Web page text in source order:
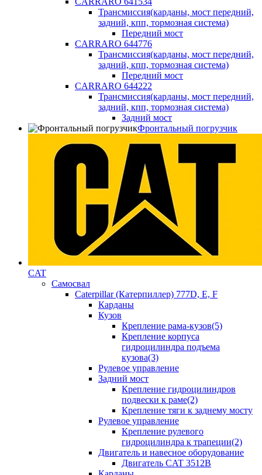
Трансмиссия(карданы, мост передний,
задний, кпп, тормозная система)
Передний мост
CARRARO 644776
Трансмиссия(карданы, мост передний,
задний, кпп, тормозная система)
Передний мост
CARRARO 644222
Трансмиссия(карданы, мост передний,
задний, кпп, тормозная система)
Задний мост
Фронтальный погрузчик
CAT
Самосвал
Caterpillar (Катерпиллер) 777D, E, F
Карданы
Кузов
Крепление рама-кузов(5)
Крепление корпуса
гидроцилиндра подъема
кузова(3)
Рулевое управление
Задний мост
Крепление гидроцилиндров
подвески к раме(2)
Крепление тяги к заднему мосту
Рулевое управление
Крепление рулевого
гидроцилиндра к трапеции(2)
Двигатель и навесное оборудование
Двигатель CAT 3512B